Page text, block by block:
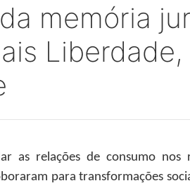
memória
as relações de consumo
para transformações